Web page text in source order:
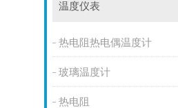
温度仪表
热电阻热电偶温度计
玻璃温度计
热电阻